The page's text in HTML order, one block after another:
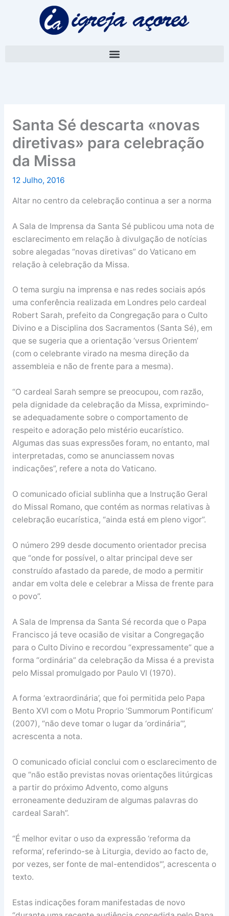
Santa Sé descarta «novas
diretivas» para celebração
da Missa
12 Julho, 2016
Altar no centro da celebração continua a ser a norma
A Sala de Imprensa da Santa Sé publicou uma nota de
esclarecimento em relação à divulgação de notícias
sobre alegadas “novas diretivas” do Vaticano em
relação à celebração da Missa.
O tema surgiu na imprensa e nas redes sociais após
uma conferência realizada em Londres pelo cardeal
Robert Sarah, prefeito da Congregação para o Culto
Divino e a Disciplina dos Sacramentos (Santa Sé), em
que se sugeria que a orientação ‘versus Orientem’
(com o celebrante virado na mesma direção da
assembleia e não de frente para a mesma).
“O cardeal Sarah sempre se preocupou, com razão,
pela dignidade da celebração da Missa, exprimindo-
se adequadamente sobre o comportamento de
respeito e adoração pelo mistério eucarístico.
Algumas das suas expressões foram, no entanto, mal
interpretadas, como se anunciassem novas
indicações”, refere a nota do Vaticano.
O comunicado oficial sublinha que a Instrução Geral
do Missal Romano, que contém as normas relativas à
celebração eucarística, “ainda está em pleno vigor”.
O número 299 desde documento orientador precisa
que “onde for possível, o altar principal deve ser
construído afastado da parede, de modo a permitir
andar em volta dele e celebrar a Missa de frente para
o povo”.
A Sala de Imprensa da Santa Sé recorda que o Papa
Francisco já teve ocasião de visitar a Congregação
para o Culto Divino e recordou “expressamente” que a
forma “ordinária” da celebração da Missa é a prevista
pelo Missal promulgado por Paulo VI (1970).
A forma ‘extraordinária’, que foi permitida pelo Papa
Bento XVI com o Motu Proprio ‘Summorum Pontificum’
(2007), “não deve tomar o lugar da ‘ordinária’”,
acrescenta a nota.
O comunicado oficial conclui com o esclarecimento de
que “não estão previstas novas orientações litúrgicas
a partir do próximo Advento, como alguns
erroneamente deduziram de algumas palavras do
cardeal Sarah”.
“É melhor evitar o uso da expressão ‘reforma da
reforma’, referindo-se à Liturgia, devido ao facto de,
por vezes, ser fonte de mal-entendidos'”, acrescenta o
texto.
Estas indicações foram manifestadas de novo